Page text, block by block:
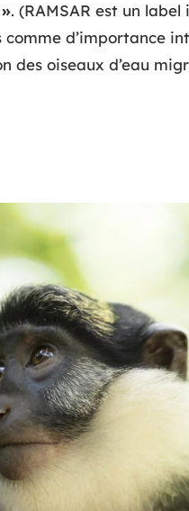
. (RAMSAR est un
comme d’importance
des oiseaux d’eau